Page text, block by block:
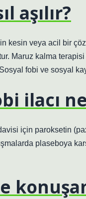
aşılır?
kesin veya acil bir
Maruz kalma
fobi ve sosyal
ilacı
için paroksetin
plaseboya